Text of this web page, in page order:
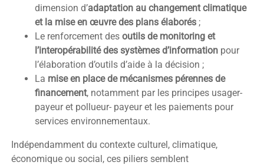
dimension d’adaptation au changement climatique
et la mise en œuvre des plans élaborés ;
Le renforcement des outils de monitoring et
l’interopérabilité des systèmes d’information pour
l’élaboration d’outils d’aide à la décision ;
La mise en place de mécanismes pérennes de
financement, notamment par les principes usager-
payeur et pollueur- payeur et les paiements pour
services environnementaux.
Indépendamment du contexte culturel, climatique,
économique ou social, ces piliers semblent